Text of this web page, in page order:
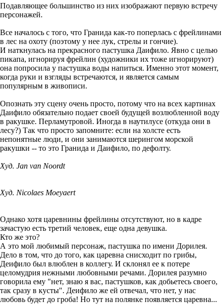
Подавляющее большинство из них изображают первую встречу
персонажей.
Все началось с того, что Гранида как-то поперлась с фрейлинами
в лес на охоту (поэтому у нее лук, стрелы и гончие).
И наткнулась на прекрасного пастушка Даифило. Явно с целью
пикапа, игнорируя фрейлин (художники их тоже игнорируют)
она попросила у пастушка воды напиться. Именно этот момент,
когда руки и взгляды встречаются, и является самым
популярным в живописи.
Опознать эту сцену очень просто, потому что на всех картинах
Даифило обязательно подает своей будущей возлюбленной воду
в ракушке. Перламутровой. Иногда в наутилусе (откуда они в
лесу?) Так что просто запомните: если на холсте есть
непонятные люди, и они занимаются шерингом морской
ракушки -- то это Гранида и Даифило, по дефолту.
Худ. Jan van Noordt
Худ. Nicolaes Moeyaert
Однако хотя царевнины фрейлины отсутствуют, но в кадре
зачастую есть третий человек, еще одна девушка.
Кто же это?
А это мой любимый персонаж, пастушка по имени Дорилея.
Дело в том, что до того, как царевна снисходит по грибы,
Деифило был влюблен в коллегу. И склонял ее к потере
целомудрия нежными любовными речами. Дорилея разумно
говорила ему "нет, знаю я вас, пастушков, как добьетесь своего,
так сразу в кусты". Деифило же ей отвечал, что нет, у нас
любовь будет до гроба! Но тут на полянке появляется царевна...